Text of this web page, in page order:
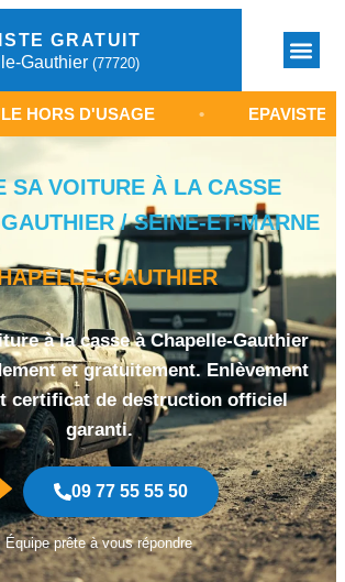
GRATUIT
Gauthier (77720)
• EPAVISTE
SA VOITURE À LA CASSE
/ SEINE-ET-MARNE
GAUTHIER
à la casse à Chapelle-Gauthier
et gratuitement. Enlèvement
certificat de destruction officiel
garanti.
09 77 55 55 50
Équipe prête à vous répondre